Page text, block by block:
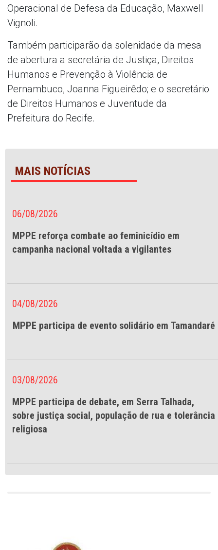
Operacional de Defesa da Educação, Maxwell
Vignoli.
Também participarão da solenidade da mesa
de abertura a secretária de Justiça, Direitos
Humanos e Prevenção à Violência de
Pernambuco, Joanna Figueirêdo; e o secretário
de Direitos Humanos e Juventude da
Prefeitura do Recife.
MAIS NOTÍCIAS
06/08/2026
MPPE reforça combate ao feminicídio em
campanha nacional voltada a vigilantes
04/08/2026
MPPE participa de evento solidário em Tamandaré
03/08/2026
MPPE participa de debate, em Serra Talhada,
sobre justiça social, população de rua e tolerância
religiosa